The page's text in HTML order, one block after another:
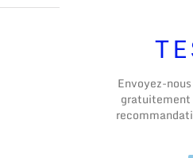
Envoyez-
gratuitement